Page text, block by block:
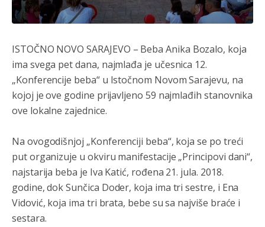
ISTOČNO NOVO SARAJEVO – Beba Anika Bozalo, koja
ima svega pet dana, najmlađa je učesnica 12.
„Konferencije beba“ u Istočnom Novom Sarajevu, na
kojoj je ove godine prijavljeno 59 najmlađih stanovnika
ove lokalne zajednice.
Na ovogodišnjoj „Konferenciji beba“, koja se po treći
put organizuje u okviru manifestacije „Principovi dani“,
najstarija beba je Iva Katić, rođena 21. jula. 2018.
godine, dok Sunčica Doder, koja ima tri sestre, i Ena
Vidović, koja ima tri brata, bebe su sa najviše braće i
sestara.
Анонимно2800426 8/5/2026
2:05
Sto bogatiji-to skrtiji,sto tisi-to opasniji,sto pricivljiviji-to
gluplji,sto ljepsi-to razmazaniji,sto emotivniji-to
veci prevarant...
Анонимно2802132 8/5/2026 2:14
Mnogi nesposobni ljudi su daleko dogurali. Ko je
nesposoban može raditi sve. Sposobni rade samo ono
što znaju.